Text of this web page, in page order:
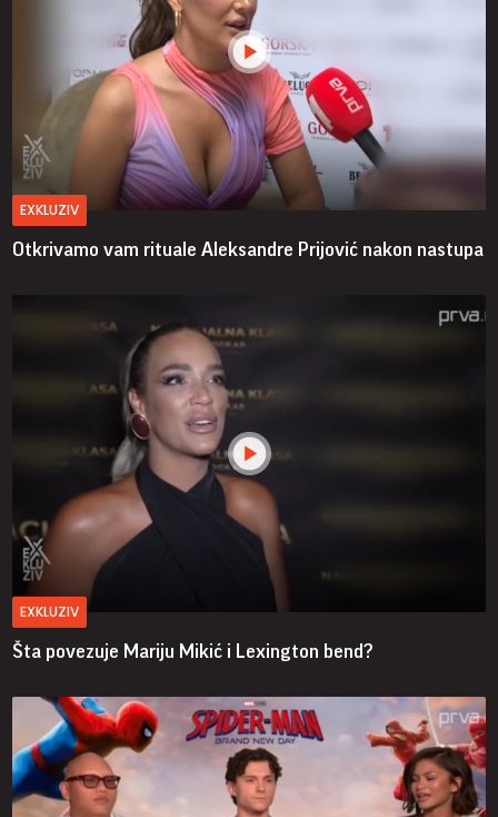
EXKLUZIV
Otkrivamo vam rituale Aleksandre Prijović nakon nastupa
EXKLUZIV
Šta povezuje Mariju Mikić i Lexington bend?